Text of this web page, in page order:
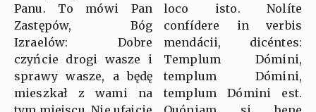
Panu. To mówi Pan
Zastępów, Bóg
Izraelów: Dobre
czyńcie drogi wasze i
sprawy wasze, a będę
mieszkał z wami na
loco isto. Nolíte
confídere in verbis
mendácii, dicéntes:
Templum Dómini,
templum Dómini,
templum Dómini est.